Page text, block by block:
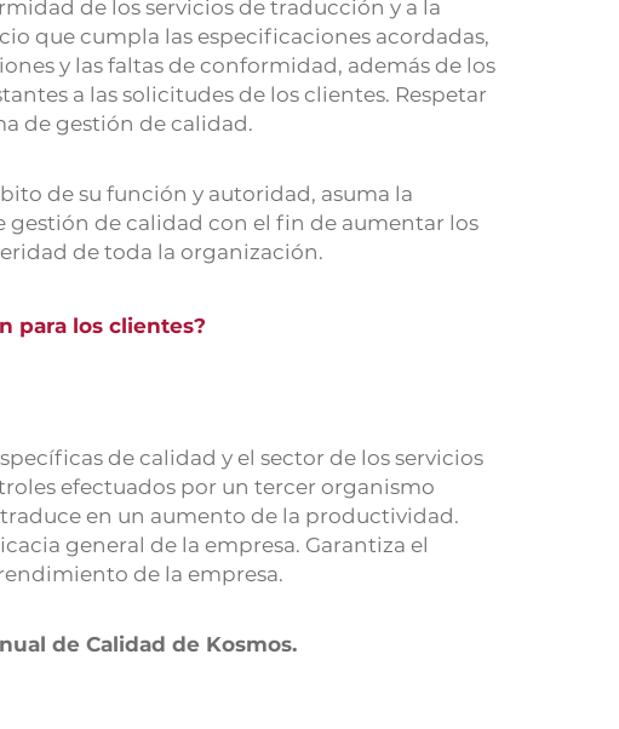
de los servicios de traducción y a la
que cumpla las especificaciones acordadas,
y las faltas de conformidad, además de los
a las solicitudes de los clientes. Respetar
de gestión de calidad.
de su función y autoridad, asuma la
de calidad con el fin de aumentar los
de toda la organización.
para los clientes?
de calidad y el sector de los servicios
efectuados por un tercer organismo
en un aumento de la productividad.
general de la empresa. Garantiza el
de la empresa.
de Calidad de Kosmos.